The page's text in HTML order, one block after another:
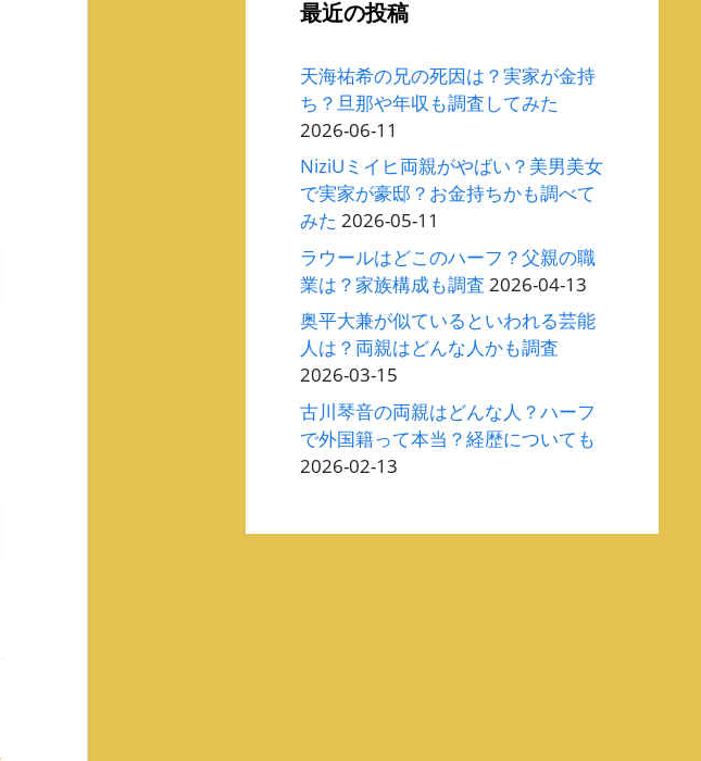
最近の投稿
天海祐希の兄の死因は？実家が金持
ち？旦那や年収も調査してみた
2026-06-11
NiziUミイヒ両親がやばい？美男美女
で実家が豪邸？お金持ちかも調べて
みた 2026-05-11
ラウールはどこのハーフ？父親の職
業は？家族構成も調査 2026-04-13
奥平大兼が似ているといわれる芸能
人は？両親はどんな人かも調査
2026-03-15
古川琴音の両親はどんな人？ハーフ
で外国籍って本当？経歴についても
2026-02-13